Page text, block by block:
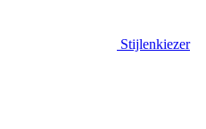
Stijlenkiezer